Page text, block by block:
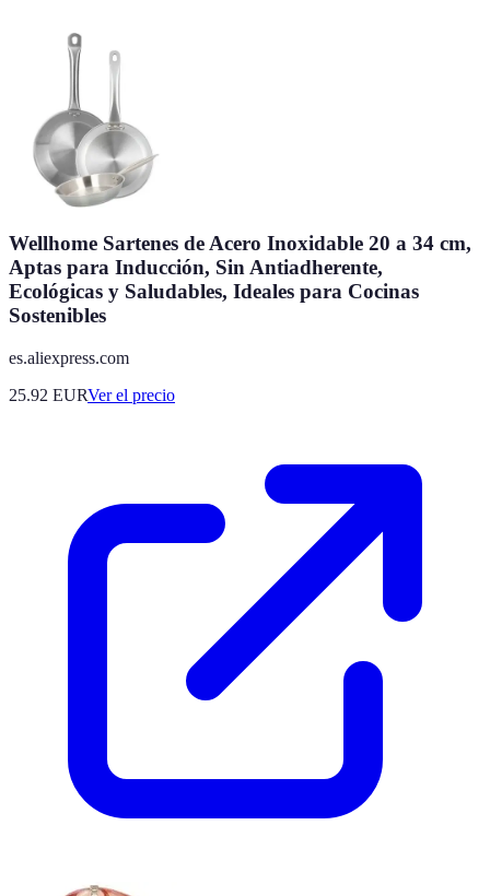
Wellhome Sartenes de Acero Inoxidable 20 a 34 cm,
Aptas para Inducción, Sin Antiadherente,
Ecológicas y Saludables, Ideales para Cocinas
Sostenibles
es.aliexpress.com
25.92 EURVer el precio